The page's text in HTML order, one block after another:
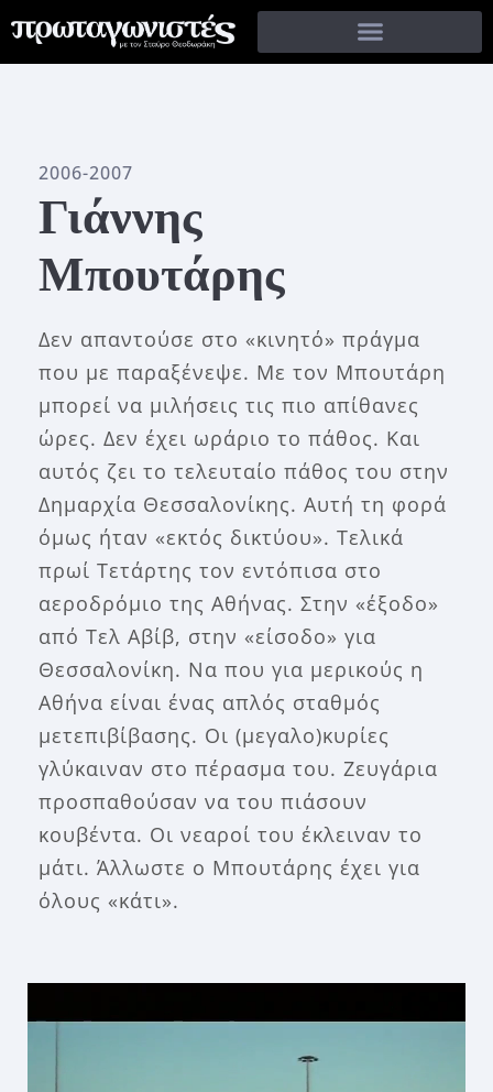
2006-2007
Γιάννης
Μπουτάρης
Δεν απαντούσε στο «κινητό» πράγμα
που με παραξένεψε. Με τον Μπουτάρη
μπορεί να μιλήσεις τις πιο απίθανες
ώρες. Δεν έχει ωράριο το πάθος. Και
αυτός ζει το τελευταίο πάθος του στην
Δημαρχία Θεσσαλονίκης. Αυτή τη φορά
όμως ήταν «εκτός δικτύου». Τελικά
πρωί Τετάρτης τον εντόπισα στο
αεροδρόμιο της Αθήνας. Στην «έξοδο»
από Τελ Αβίβ, στην «είσοδο» για
Θεσσαλονίκη. Να που για μερικούς η
Αθήνα είναι ένας απλός σταθμός
μετεπιβίβασης. Οι (μεγαλο)κυρίες
γλύκαιναν στο πέρασμα του. Ζευγάρια
προσπαθούσαν να του πιάσουν
κουβέντα. Οι νεαροί του έκλειναν το
μάτι. Άλλωστε ο Μπουτάρης έχει για
όλους «κάτι».